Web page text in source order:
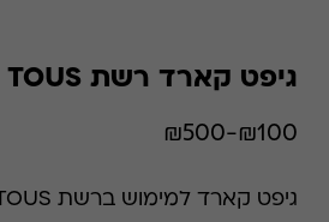
גיפט קארד רשת TOUS
₪100-₪500